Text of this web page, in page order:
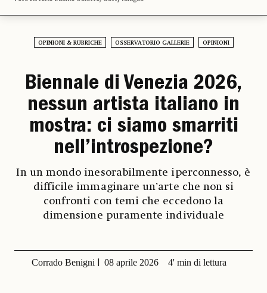
OPINIONI & RUBRICHE OSSERVATORIO GALLERIE OPINIONI
Biennale di Venezia 2026,
nessun artista italiano in
mostra: ci siamo smarriti
nell’introspezione?
In un mondo inesorabilmente iperconnesso, è
difficile immaginare un’arte che non si
confronti con temi che eccedono la
dimensione puramente individuale
Corrado Benigni 08 aprile 2026 4' min di lettura